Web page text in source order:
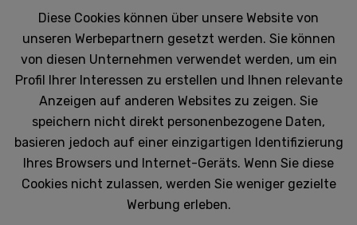
Diese Cookies können über unsere Website von
unseren Werbepartnern gesetzt werden. Sie können
von diesen Unternehmen verwendet werden, um ein
Profil Ihrer Interessen zu erstellen und Ihnen relevante
Anzeigen auf anderen Websites zu zeigen. Sie
speichern nicht direkt personenbezogene Daten,
basieren jedoch auf einer einzigartigen Identifizierung
Ihres Browsers und Internet-Geräts. Wenn Sie diese
Cookies nicht zulassen, werden Sie weniger gezielte
Werbung erleben.